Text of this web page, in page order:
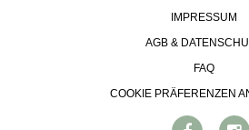
IMPRESSUM
AGB &
FAQ
COOKIE PRÄFERENZEN